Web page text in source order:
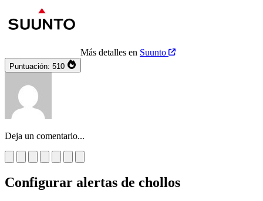
Más detalles en Suunto
Puntuación: 510
Deja un comentario...
Configurar alertas de chollos